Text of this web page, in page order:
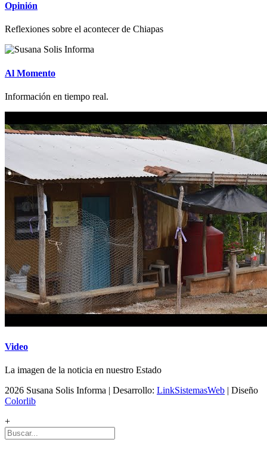
Opinión
Reflexiones sobre el acontecer de Chiapas
Al Momento
Información en tiempo real.
Video
La imagen de la noticia en nuestro Estado
2026 Susana Solis Informa | Desarrollo: LinkSistemasWeb | Diseño
Colorlib
+